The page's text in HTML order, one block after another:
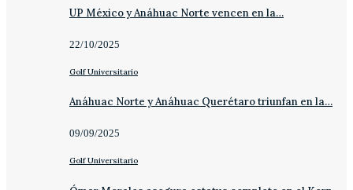
UP México y Anáhuac Norte vencen en la…
22/10/2025
Golf Universitario
Anáhuac Norte y Anáhuac Querétaro triunfan en la…
09/09/2025
Golf Universitario